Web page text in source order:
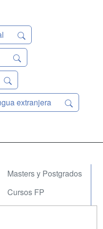
extranjera
Masters y Postgrados
Cursos FP